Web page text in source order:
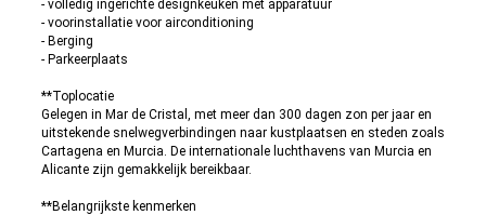
- volledig ingerichte designkeuken met apparatuur
- voorinstallatie voor airconditioning
- Berging
- Parkeerplaats
**Toplocatie
Gelegen in Mar de Cristal, met meer dan 300 dagen zon per jaar en
uitstekende snelwegverbindingen naar kustplaatsen en steden zoals
Cartagena en Murcia. De internationale luchthavens van Murcia en
Alicante zijn gemakkelijk bereikbaar.
**Belangrijkste kenmerken